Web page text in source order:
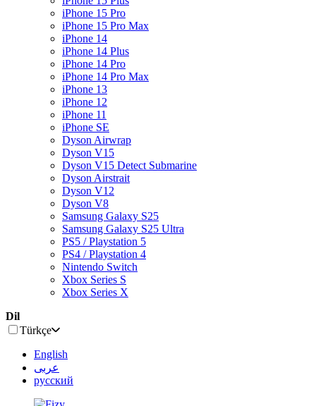
iPhone 15 Pro
iPhone 15 Pro Max
iPhone 14
iPhone 14 Plus
iPhone 14 Pro
iPhone 14 Pro Max
iPhone 13
iPhone 12
iPhone 11
iPhone SE
Dyson Airwrap
Dyson V15
Dyson V15 Detect Submarine
Dyson Airstrait
Dyson V12
Dyson V8
Samsung Galaxy S25
Samsung Galaxy S25 Ultra
PS5 / Playstation 5
PS4 / Playstation 4
Nintendo Switch
Xbox Series S
Xbox Series X
Dil
Türkçe
English
عربى
русский